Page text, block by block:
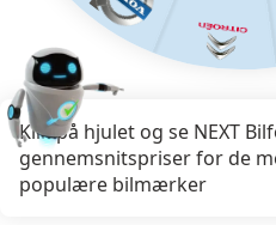
Klik på hjulet og se NEXT
gennemsnitspriser for de
populære bilmærker